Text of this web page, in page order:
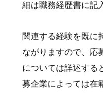
細は職務経歴書に記
関連する経験を既に
ながりますので、応
については詳述する
募企業によっては在